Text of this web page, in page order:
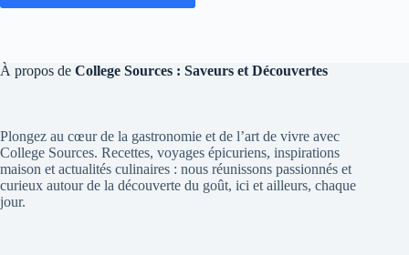
À propos de College Sources : Saveurs et Découvertes
Plongez au cœur de la gastronomie et de l’art de vivre avec
College Sources. Recettes, voyages épicuriens, inspirations
maison et actualités culinaires : nous réunissons passionnés et
curieux autour de la découverte du goût, ici et ailleurs, chaque
jour.